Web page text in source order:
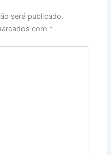
será publicado.
com *